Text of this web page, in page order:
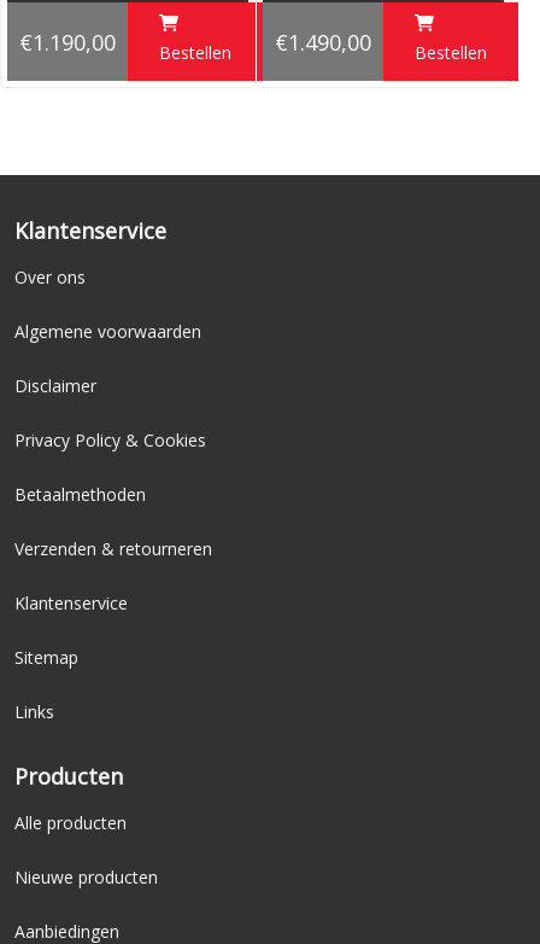
€1.190,00 Bestellen €1.490,00 Bestellen
Klantenservice
Over ons
Algemene voorwaarden
Disclaimer
Privacy Policy & Cookies
Betaalmethoden
Verzenden & retourneren
Klantenservice
Sitemap
Links
Producten
Alle producten
Nieuwe producten
Aanbiedingen